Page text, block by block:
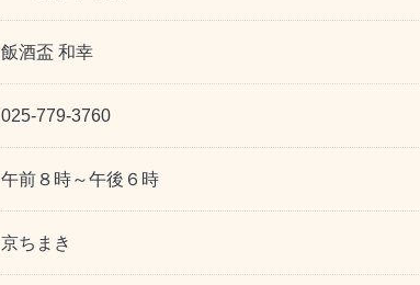
飯酒盃 和幸
025-779-3760
午前８時～午後６時
京ちまき